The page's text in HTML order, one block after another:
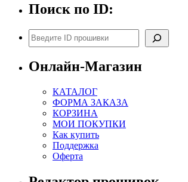
Поиск по ID:
Поиск
Онлайн-Магазин
КАТАЛОГ
ФОРМА ЗАКАЗА
КОРЗИНА
МОИ ПОКУПКИ
Как купить
Поддержка
Оферта